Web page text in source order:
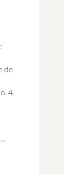
de